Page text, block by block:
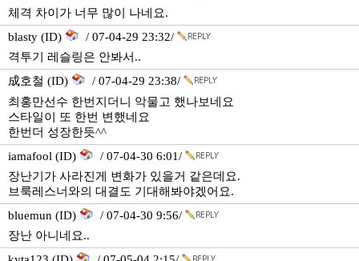
체격 차이가 너무 많이 나네요.
blasty (ID)
/ 07-04-29 23:32/
격투기 레슬링은 안봐서..
成호철 (ID)
/ 07-04-29 23:38/
최홍만선수 한번지더니 악물고 했나보네요
스타일이 또 한번 변했네요
한번더 성장한듯^^
iamafool (ID)
/ 07-04-30 6:01/
장난기가 사라진게 변화가 있을거 같은데요.
브룩레스너와의 대결도 기대해봐야겠어요.
bluemun (ID)
/ 07-04-30 9:56/
장난 아니네요..